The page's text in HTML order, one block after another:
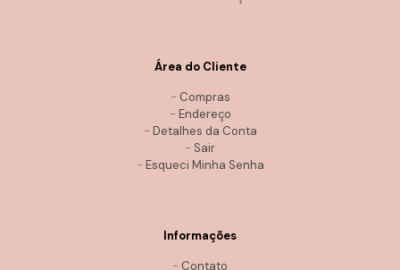
Área do Cliente
- Compras
- Endereço
- Detalhes da Conta
- Sair
- Esqueci Minha Senha
Informações
- Contato